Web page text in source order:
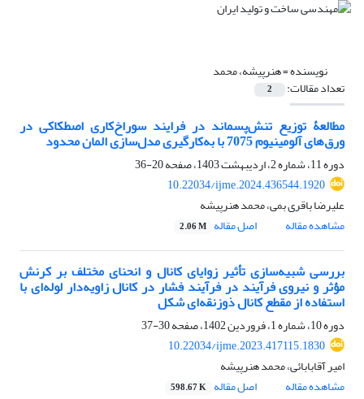
نویسنده =هنرپیشه، محمد
تعداد مقالات: 2
مطالعۀ توزیع تنش‌پسماند در فرایند سوراخ‌کاری اصطکاکی در
ورق‌های آلومینیوم 7075 با به‌کارگیری مدل‌سازی المان محدود
دوره 11، شماره 2، اردیبهشت 1403، صفحه
20-36
10.22034/ijme.2024.436544.1920
علیرضا باقری بمی، محمد هنرپیشه
مشاهده مقاله
اصل مقاله 2.06 M
بررسی شبیه‌سازی تأثیر زوایای کانال و انحنای مختلف بر کرنش
مؤثر و نیروی فرآیند در فرآیند فشار در کانال زاویه‌دار لوله‌ای با
استفاده از مقطع کانال ذوزنقه‌ای شکل
دوره 10، شماره 1، فروردین 1402، صفحه
30-37
10.22034/ijme.2023.417115.1830
امیر آقابابائی، محمد هنرپیشه
مشاهده مقاله
اصل مقاله 598.67 K